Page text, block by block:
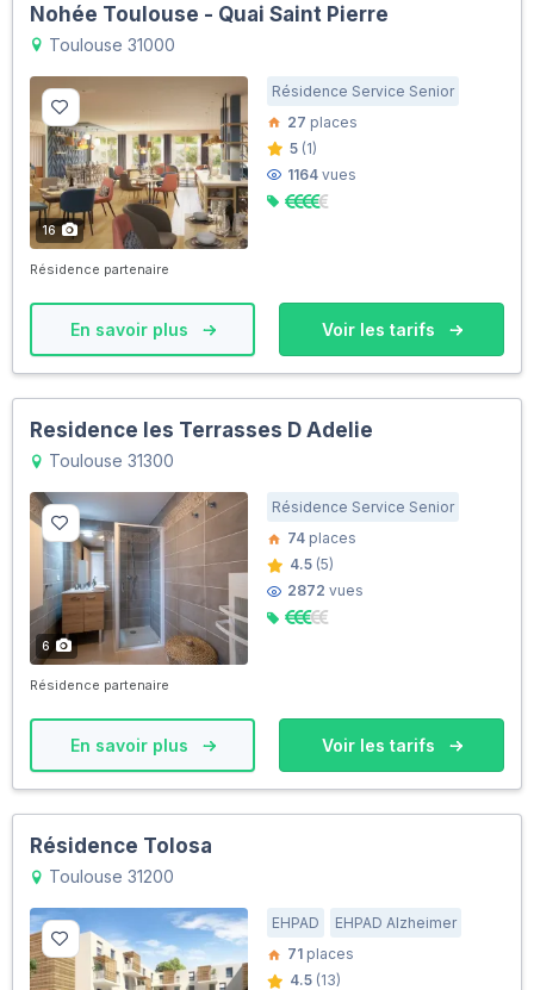
Nohée Toulouse - Quai Saint Pierre
Toulouse 31000
16
Résidence Service Senior
27 places
5 (1)
1164 vues
Résidence partenaire
En savoir plus Voir les tarifs
Residence les Terrasses D Adelie
Toulouse 31300
6
Résidence Service Senior
74 places
4.5 (5)
2872 vues
Résidence partenaire
En savoir plus Voir les tarifs
Résidence Tolosa
Toulouse 31200
EHPAD
EHPAD Alzheimer
71 places
4.5 (13)